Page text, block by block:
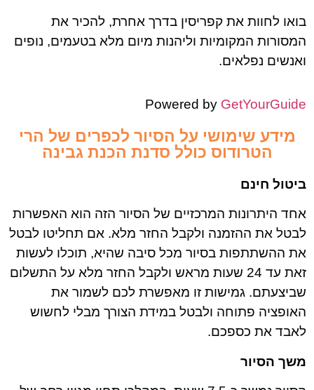
בואו לחוות את קפריסין בדרך אחרת, להכיר את
המסורות המקומיות וליהנות מיום מלא בטעמים, נופים
ואנשים נפלאים.
Powered by GetYourGuide
מידע שימושי על הסיור לכפרים של הרי
הטרודוס כולל סדנת הכנת גבינה
ביטול חינם
אחד היתרונות המרכזיים של הסיור הזה הוא האפשרות
לבטל את ההזמנה ולקבל החזר מלא. אם תחליטו לבטל
את ההשתתפות בסיור מכל סיבה שהיא, תוכלו לעשות
זאת עד 24 שעות מראש ולקבל החזר מלא על התשלום
שביצעתם. גמישות זו מאפשרת לכם לשמור את
האופציה פתוחה ולבטל במידת הצורך מבלי לחשוש
לאבד את כספכם.
משך הסיור